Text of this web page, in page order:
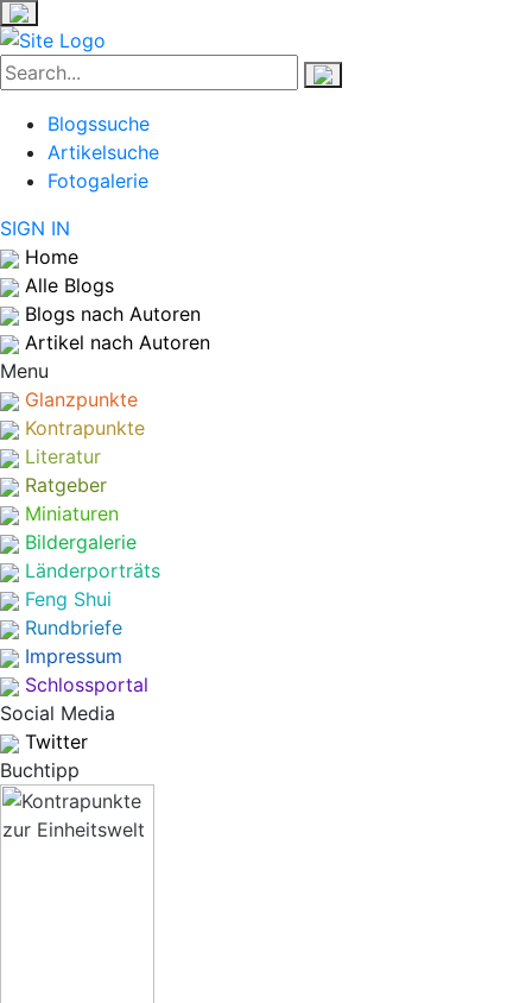
Blogssuche
Artikelsuche
Fotogalerie
SIGN IN
Home
Alle Blogs
Blogs nach Autoren
Artikel nach Autoren
Menu
Glanzpunkte
Kontrapunkte
Literatur
Ratgeber
Miniaturen
Bildergalerie
Länderporträts
Feng Shui
Rundbriefe
Impressum
Schlossportal
Social Media
Twitter
Buchtipp